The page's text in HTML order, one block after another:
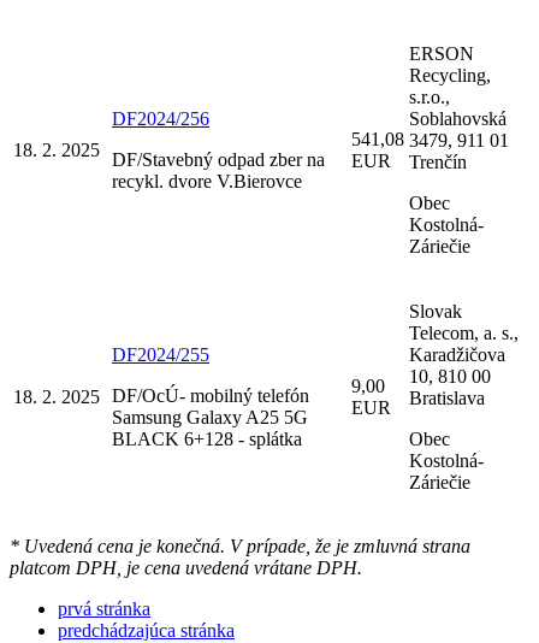
18. 2. 2025
DF2024/256
DF/Stavebný odpad zber na
recykl. dvore V.Bierovce
541,08
EUR
ERSON
Recycling,
s.r.o.,
Soblahovská
3479, 911 01
Trenčín
Obec
Kostolná-
Záriečie
18. 2. 2025
DF2024/255
DF/OcÚ- mobilný telefón
Samsung Galaxy A25 5G
BLACK 6+128 - splátka
9,00
EUR
Slovak
Telecom, a. s.,
Karadžičova
10, 810 00
Bratislava
Obec
Kostolná-
Záriečie
* Uvedená cena je konečná. V prípade, že je zmluvná strana
platcom DPH, je cena uvedená vrátane DPH.
prvá stránka
predchádzajúca stránka